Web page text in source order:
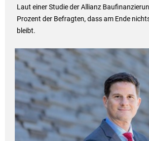
Laut einer Studie der Allianz
Prozent der Befragten, dass am Ende
bleibt.